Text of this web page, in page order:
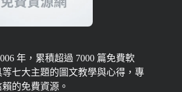
年，累積超過 7000 篇免費軟
七大主題的圖文教學與心得，專
的免費資源。